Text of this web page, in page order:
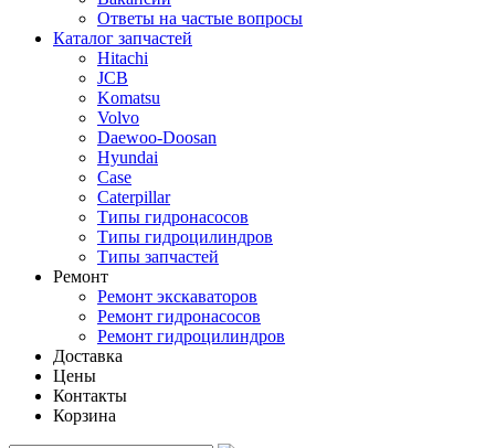
Ответы на частые вопросы
Каталог запчастей
Hitachi
JCB
Komatsu
Volvo
Daewoo-Doosan
Hyundai
Case
Caterpillar
Типы гидронасосов
Типы гидроцилиндров
Типы запчастей
Ремонт
Ремонт экскаваторов
Ремонт гидронасосов
Ремонт гидроцилиндров
Доставка
Цены
Контакты
Корзина